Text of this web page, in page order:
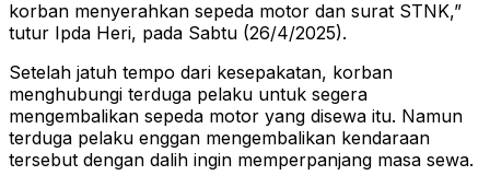
korban menyerahkan sepeda motor dan surat STNK,”
tutur Ipda Heri, pada Sabtu (26/4/2025).
Setelah jatuh tempo dari kesepakatan, korban
menghubungi terduga pelaku untuk segera
mengembalikan sepeda motor yang disewa itu. Namun
terduga pelaku enggan mengembalikan kendaraan
tersebut dengan dalih ingin memperpanjang masa sewa.